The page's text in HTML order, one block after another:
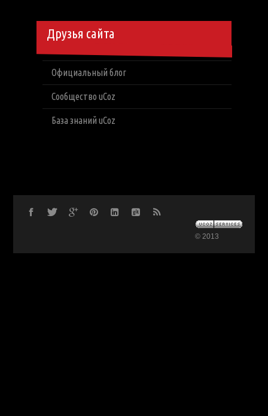
Друзья сайта
Официальный блог
Сообщество uCoz
База знаний uCoz
© 2013